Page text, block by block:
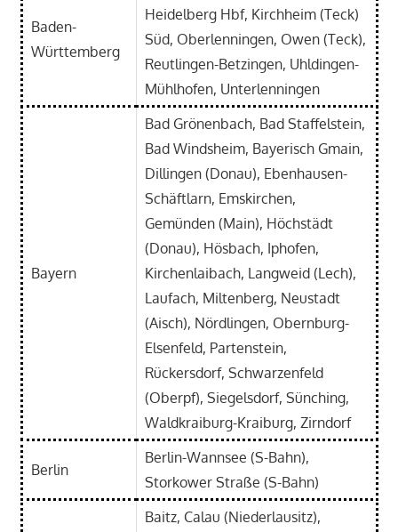
Baden-
Württemberg
Heidelberg Hbf, Kirchheim (Teck)
Süd, Oberlenningen, Owen (Teck),
Reutlingen-Betzingen, Uhldingen-
Mühlhofen, Unterlenningen
Bayern
Bad Grönenbach, Bad Staffelstein,
Bad Windsheim, Bayerisch Gmain,
Dillingen (Donau), Ebenhausen-
Schäftlarn, Emskirchen,
Gemünden (Main), Höchstädt
(Donau), Hösbach, Iphofen,
Kirchenlaibach, Langweid (Lech),
Laufach, Miltenberg, Neustadt
(Aisch), Nördlingen, Obernburg-
Elsenfeld, Partenstein,
Rückersdorf, Schwarzenfeld
(Oberpf), Siegelsdorf, Sünching,
Waldkraiburg-Kraiburg, Zirndorf
Berlin
Berlin-Wannsee (S-Bahn),
Storkower Straße (S-Bahn)
Baitz, Calau (Niederlausitz),